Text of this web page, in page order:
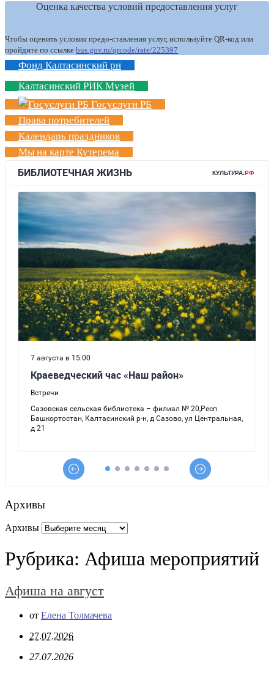
Оценка качества условий предоставления услуг
Чтобы оценить условия предо-ставления услуг, используйте QR-код или
пройдите по ссылке bus.gov.ru/qrcode/rate/225397
Фонд Калтасинский рн
Калтасинский РИК Музей
Госуслуги РБ
Права потребителей
Календарь праздников
Мы на карте Кутерема
Архивы
Архивы
Рубрика: Афиша мероприятий
Афиша на август
от Елена Толмачева
27.07.2026
27.07.2026